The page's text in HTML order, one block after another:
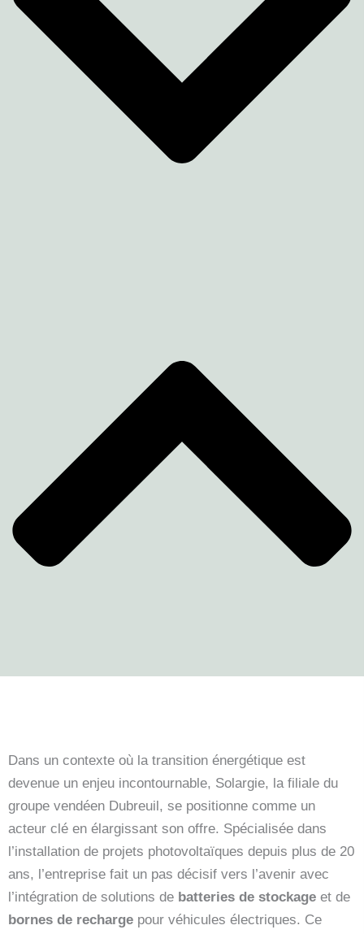
Dans un contexte où la transition énergétique est
devenue un enjeu incontournable, Solargie, la filiale du
groupe vendéen Dubreuil, se positionne comme un
acteur clé en élargissant son offre. Spécialisée dans
l’installation de projets photovoltaïques depuis plus de 20
ans, l’entreprise fait un pas décisif vers l’avenir avec
l’intégration de solutions de batteries de stockage et de
bornes de recharge pour véhicules électriques. Ce